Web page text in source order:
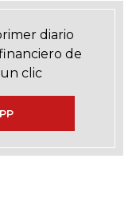
diario
de
clic